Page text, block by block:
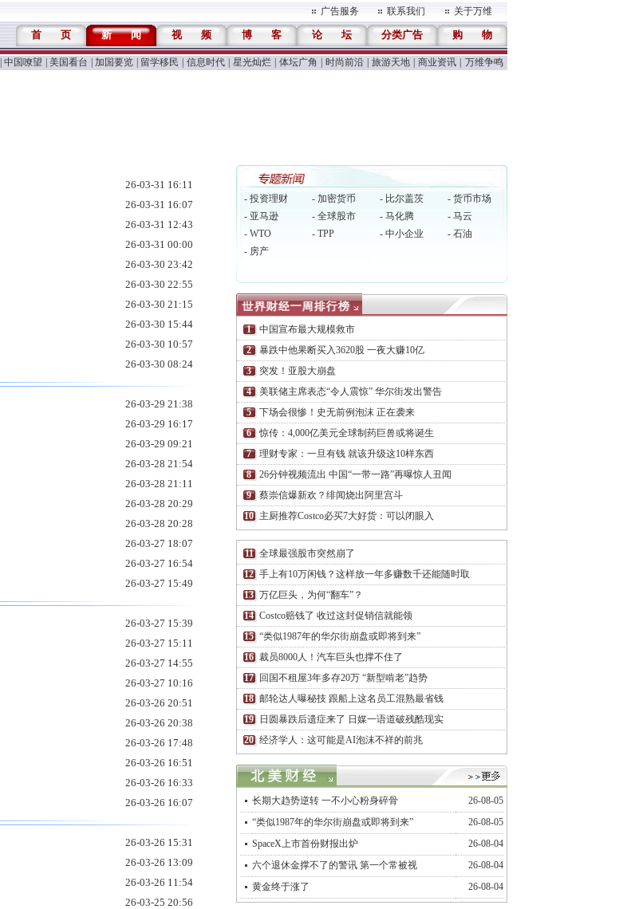
广告服务 联系我们 关于万维
首 页 新 闻 视 频 博 客 论 坛 分类广告 购 物
中国嘹望 美国看台 加国要览 留学移民 信息时代 星光灿烂 体坛广角 时尚前沿 旅游天地 商业资讯 万维争鸣
26-03-31 16:11
26-03-31 16:07
26-03-31 12:43
26-03-31 00:00
26-03-30 23:42
26-03-30 22:55
26-03-30 21:15
26-03-30 15:44
26-03-30 10:57
26-03-30 08:24
26-03-29 21:38
26-03-29 16:17
26-03-29 09:21
26-03-28 21:54
26-03-28 21:11
26-03-28 20:29
26-03-28 20:28
26-03-27 18:07
26-03-27 16:54
26-03-27 15:49
26-03-27 15:39
26-03-27 15:11
26-03-27 14:55
26-03-27 10:16
26-03-26 20:51
26-03-26 20:38
26-03-26 17:48
26-03-26 16:51
26-03-26 16:33
26-03-26 16:07
26-03-26 15:31
26-03-26 13:09
26-03-26 11:54
26-03-25 20:56
- 投资理财 - 加密货币 - 比尔盖茨
- 货币市场
- 亚马逊
- 全球股市 - 马化腾
- 马云
- WTO
- TPP - 中小企业
- 石油
- 房产
中国宣布最大规模救市
暴跌中他果断买入3620股 一夜大赚10亿
突发！亚股大崩盘
美联储主席表态“令人震惊” 华尔街发出警告
下场会很惨！史无前例泡沫 正在袭来
惊传：4,000亿美元全球制药巨兽或将诞生
理财专家：一旦有钱 就该升级这10样东西
26分钟视频流出 中国“一带一路”再曝惊人丑闻
蔡崇信爆新欢？绯闻烧出阿里宫斗
主厨推荐Costco必买7大好货：可以闭眼入
全球最强股市突然崩了
手上有10万闲钱？这样放一年多赚数千还能随时取
万亿巨头，为何“翻车”？
Costco赔钱了 收过这封促销信就能领
“类似1987年的华尔街崩盘或即将到来”
裁员8000人！汽车巨头也撑不住了
回国不租屋3年多存20万 “新型啃老”趋势
邮轮达人曝秘技 跟船上这名员工混熟最省钱
日圆暴跌后遗症来了 日媒一语道破残酷现实
经济学人：这可能是AI泡沫不祥的前兆
长期大趋势逆转 一不小心粉身碎骨
26-08-05
“类似1987年的华尔街崩盘或即将到来”
26-08-05
SpaceX上市首份财报出炉
26-08-04
六个退休金撑不了的警讯 第一个常被视
26-08-04
黄金终于涨了
26-08-04